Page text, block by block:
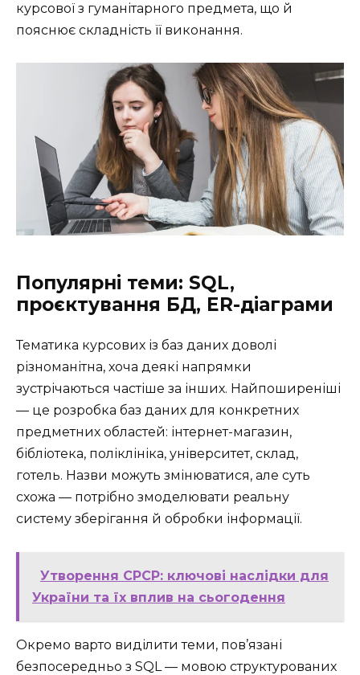
курсової з гуманітарного предмета, що й
пояснює складність її виконання.
Популярні теми: SQL,
проєктування БД, ER-діаграми
Тематика курсових із баз даних доволі
різноманітна, хоча деякі напрямки
зустрічаються частіше за інших. Найпоширеніші
— це розробка баз даних для конкретних
предметних областей: інтернет-магазин,
бібліотека, поліклініка, університет, склад,
готель. Назви можуть змінюватися, але суть
схожа — потрібно змоделювати реальну
систему зберігання й обробки інформації.
Утворення СРСР: ключові наслідки для
України та їх вплив на сьогодення
Окремо варто виділити теми, пов’язані
безпосередньо з SQL — мовою структурованих